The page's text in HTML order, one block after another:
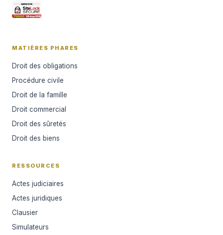
MATIÈRES PHARES
Droit des obligations
Procédure civile
Droit de la famille
Droit commercial
Droit des sûretés
Droit des biens
RESSOURCES
Actes judiciaires
Actes juridiques
Clausier
Simulateurs